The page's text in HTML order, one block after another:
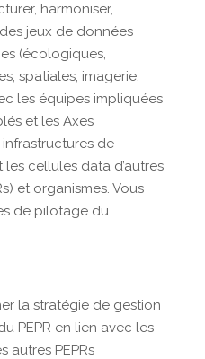
harmoniser,
jeux de données
(écologiques,
spatiales, imagerie,
les équipes impliquées
et les Axes
infrastructures de
cellules data d’autres
et organismes. Vous
de pilotage du
la stratégie de gestion
PEPR en lien avec les
autres PEPRs